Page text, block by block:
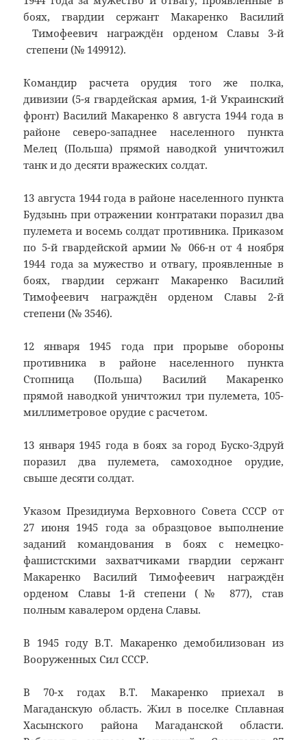
боях, гвардии сержант Макаренко Василий
Тимофеевич награждён орденом Славы 3-й
степени (№ 149912).
Командир расчета орудия того же полка,
дивизии (5-я гвардейская армия, 1-й Украинский
фронт) Василий Макаренко 8 августа 1944 года в
районе северо-западнее населенного пункта
Мелец (Польша) прямой наводкой уничтожил
танк и до десяти вражеских солдат.
13 августа 1944 года в районе населенного пункта
Будзынь при отражении контратаки поразил два
пулемета и восемь солдат противника. Приказом
по 5-й гвардейской армии № 066-н от 4 ноября
1944 года за мужество и отвагу, проявленные в
боях, гвардии сержант Макаренко Василий
Тимофеевич награждён орденом Славы 2-й
степени (№ 3546).
12 января 1945 года при прорыве обороны
противника в районе населенного пункта
Стопница (Польша) Василий Макаренко
прямой наводкой уничтожил три пулемета, 105-
миллиметровое орудие с расчетом.
13 января 1945 года в боях за город Буско-Здруй
поразил два пулемета, самоходное орудие,
свыше десяти солдат.
Указом Президиума Верховного Совета СССР от
27 июня 1945 года за образцовое выполнение
заданий командования в боях с немецко-
фашистскими захватчиками гвардии сержант
Макаренко Василий Тимофеевич награждён
орденом Славы 1-й степени (№ 877), став
полным кавалером ордена Славы.
В 1945 году В.Т. Макаренко демобилизован из
Вооруженных Сил СССР.
В 70-х годах В.Т. Макаренко приехал в
Магаданскую область. Жил в поселке Сплавная
Хасынского района Магаданской области.